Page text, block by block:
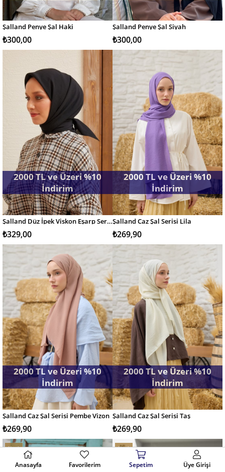
SEPETE EKLE
Şalland Penye Şal Haki
₺300,00
SEPETE EKLE
Şalland Penye Şal Siyah
₺300,00
SEPETE EKLE Şalland Düz İpek Viskon Eşarp Serisi Siyah
2000 TL ve Üzeri %10
İndirim
₺329,00
SEPETE EKLE
Şalland Caz Şal Serisi Lila
2000 TL ve Üzeri %10
İndirim
₺269,90
SEPETE EKLE
Şalland Caz Şal Serisi Pembe Vizon
2000 TL ve Üzeri %10
İndirim
₺269,90
SEPETE EKLE
Şalland Caz Şal Serisi Taş
2000 TL ve Üzeri %10
İndirim
₺269,90
Yeni
Yeni
Anasayfa Favorilerim Sepetim Üye Girişi